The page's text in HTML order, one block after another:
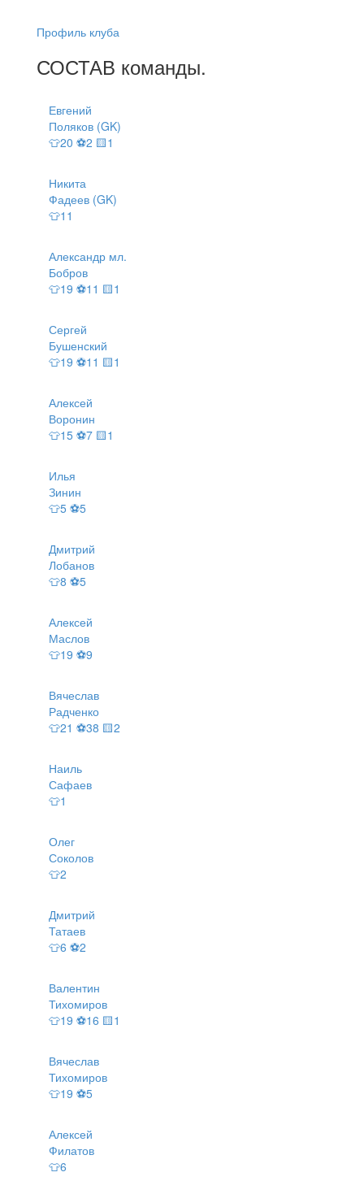
Профиль клуба
СОСТАВ команды.
Евгений
Поляков (GK)
👕20 ⚽2 🟨1
Никита
Фадеев (GK)
👕11
Александр мл.
Бобров
👕19 ⚽11 🟨1
Сергей
Бушенский
👕19 ⚽11 🟨1
Алексей
Воронин
👕15 ⚽7 🟨1
Илья
Зинин
👕5 ⚽5
Дмитрий
Лобанов
👕8 ⚽5
Алексей
Маслов
👕19 ⚽9
Вячеслав
Радченко
👕21 ⚽38 🟨2
Наиль
Сафаев
👕1
Олег
Соколов
👕2
Дмитрий
Татаев
👕6 ⚽2
Валентин
Тихомиров
👕19 ⚽16 🟨1
Вячеслав
Тихомиров
👕19 ⚽5
Алексей
Филатов
👕6